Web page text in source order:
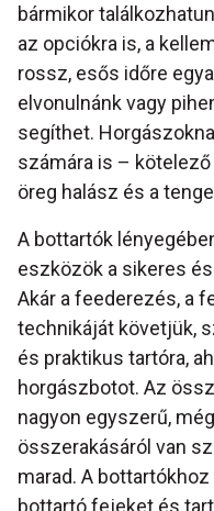
bármikor
az opciókra is, a
rossz, esős időre
elvonulnánk vagy
segíthet.
számára is – kötelező
öreg halász és a
A bottartók
eszközök a sikeres
Akár a feederezés, a
technikáját követjük,
és praktikus tartóra,
horgászbotot. Az
nagyon egyszerű,
összerakásáról van
marad. A
bottartó fejeket és